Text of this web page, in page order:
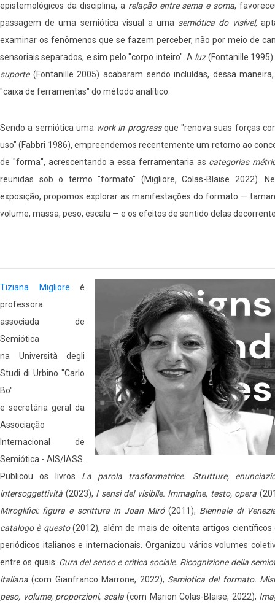
epistemológicos da disciplina, a relação entre sema e soma,
passagem de uma semiótica visual a uma semiótica do visível,
examinar os fenômenos que se fazem perceber, não por meio de
sensoriais separados, e sim pelo "corpo inteiro". A luz(Fontanille 1995)
suporte(Fontanille 2005) acabaram sendo incluídas, dessa
"caixa de ferramentas" do método analítico.
Sendo a semiótica uma work in progressque "renova suas forças
uso" (Fabbri 1986), empreendemos recentemente um retorno ao
de "forma", acrescentando a essa ferramentaria as categorias
reunidas sob o termo "formato" (Migliore, Colas-Blaise 2022).
exposição, propomos explorar as manifestações do formato —
volume, massa, peso, escala — e os efeitos de sentido delas
Tiziana Migliore é
professora
associada de
Semiótica
na Università degli
Studi di Urbino "Carlo
Bo"
e secretária geral da
Associação
Internacional de
Semiótica - AIS/IASS.
Publicou os livros La parola trasformatrice. Strutture,
intersoggettività (2023), I sensi del visibile. Immagine, testo, opera
Miroglifici: figura e scrittura in Joan Miró(2011), Biennale di
catalogo è questo(2012), além de mais de oitenta artigos científicos
periódicos italianos e internacionais. Organizou vários volumes
entre os quais: Cura del senso e critica sociale. Ricognizione della
italiana (com Gianfranco Marrone, 2022); Semiotica del formato.
peso, volume, proporzioni, scala(com Marion Colas-Blaise, 2022);